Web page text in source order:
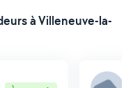
à Villeneuve-la-